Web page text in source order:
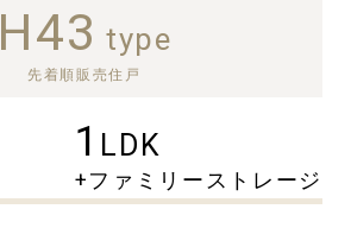
H43 type
先着順販売住戸
1 LDK
+ファミリーストレージ